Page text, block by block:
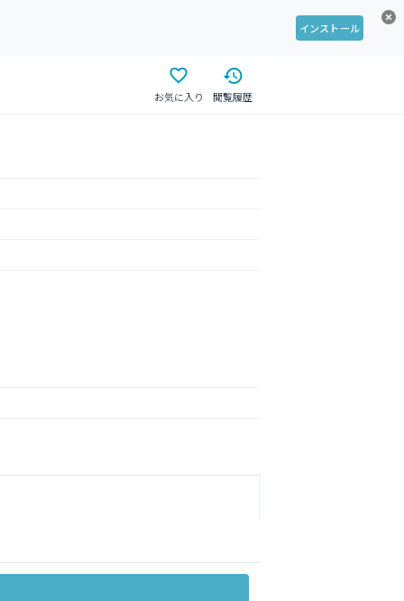
インストール
お気に入り 閲覧履歴